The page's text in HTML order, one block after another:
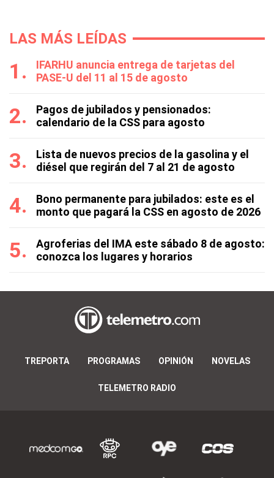
LAS MÁS LEÍDAS
IFARHU anuncia entrega de tarjetas del
PASE-U del 11 al 15 de agosto
Pagos de jubilados y pensionados:
calendario de la CSS para agosto
Lista de nuevos precios de la gasolina y el
diésel que regirán del 7 al 21 de agosto
Bono permanente para jubilados: este es el
monto que pagará la CSS en agosto de 2026
Agroferias del IMA este sábado 8 de agosto:
conozca los lugares y horarios
TREPORTA PROGRAMAS OPINIÓN NOVELAS
TELEMETRO RADIO